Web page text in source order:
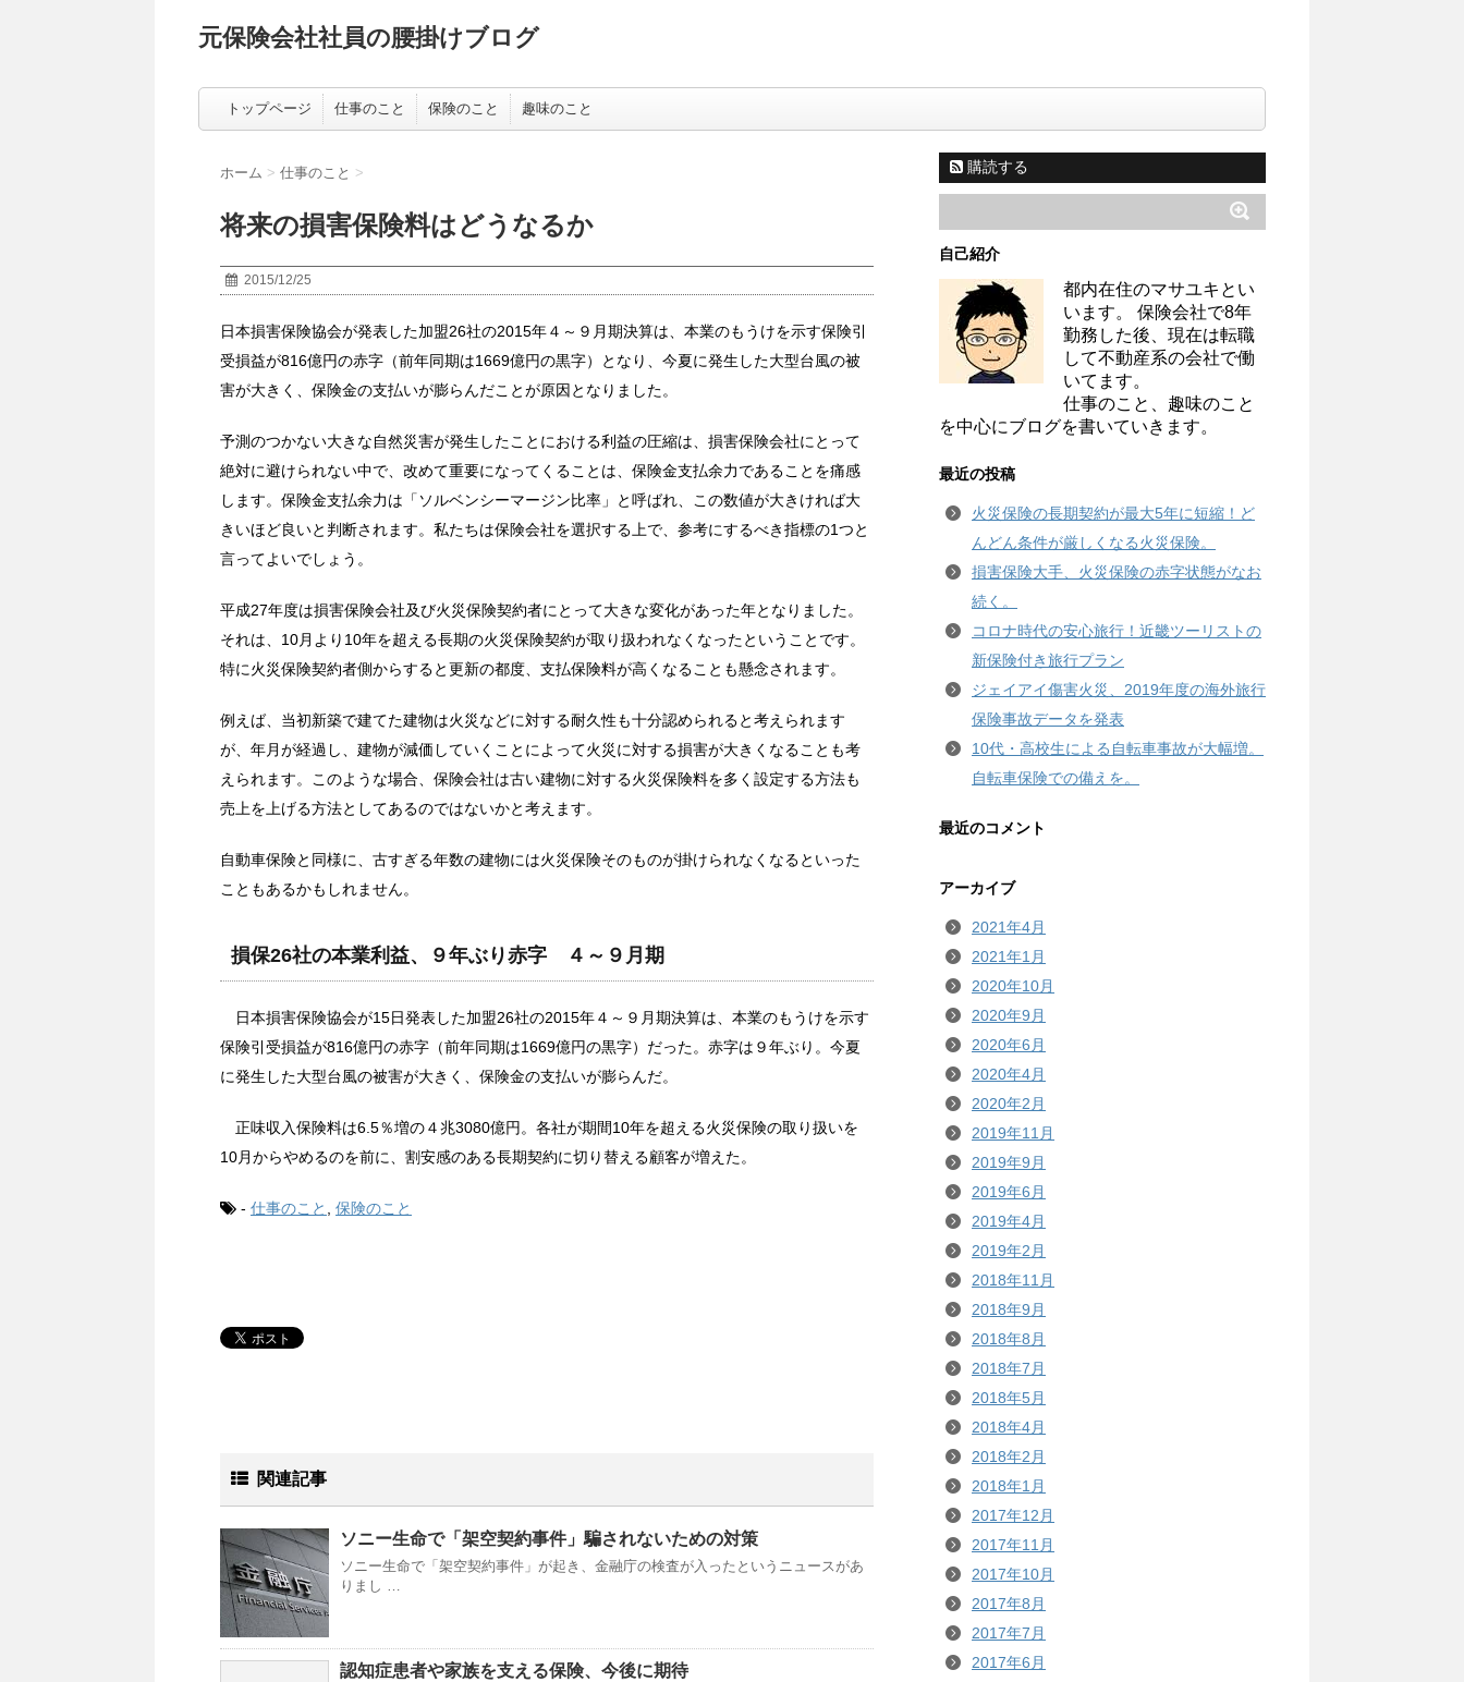
元保険会社社員の腰掛けブログ
トップページ 仕事のこと 保険のこと 趣味のこと
ホーム > 仕事のこと >
将来の損害保険料はどうなるか
2015/12/25
日本損害保険協会が発表した加盟26社の2015年４～９月期決算は、本業のもうけを示す保険引
受損益が816億円の赤字（前年同期は1669億円の黒字）となり、今夏に発生した大型台風の被
害が大きく、保険金の支払いが膨らんだことが原因となりました。
予測のつかない大きな自然災害が発生したことにおける利益の圧縮は、損害保険会社にとって
絶対に避けられない中で、改めて重要になってくることは、保険金支払余力であることを痛感
します。保険金支払余力は「ソルベンシーマージン比率」と呼ばれ、この数値が大きければ大
きいほど良いと判断されます。私たちは保険会社を選択する上で、参考にするべき指標の1つと
言ってよいでしょう。
平成27年度は損害保険会社及び火災保険契約者にとって大きな変化があった年となりました。
それは、10月より10年を超える長期の火災保険契約が取り扱われなくなったということです。
特に火災保険契約者側からすると更新の都度、支払保険料が高くなることも懸念されます。
例えば、当初新築で建てた建物は火災などに対する耐久性も十分認められると考えられます
が、年月が経過し、建物が減価していくことによって火災に対する損害が大きくなることも考
えられます。このような場合、保険会社は古い建物に対する火災保険料を多く設定する方法も
売上を上げる方法としてあるのではないかと考えます。
自動車保険と同様に、古すぎる年数の建物には火災保険そのものが掛けられなくなるといった
こともあるかもしれません。
損保26社の本業利益、９年ぶり赤字 ４～９月期
日本損害保険協会が15日発表した加盟26社の2015年４～９月期決算は、本業のもうけを示す
保険引受損益が816億円の赤字（前年同期は1669億円の黒字）だった。赤字は９年ぶり。今夏
に発生した大型台風の被害が大きく、保険金の支払いが膨らんだ。
正味収入保険料は6.5％増の４兆3080億円。各社が期間10年を超える火災保険の取り扱いを
10月からやめるのを前に、割安感のある長期契約に切り替える顧客が増えた。
- 仕事のこと 保険のこと
関連記事
ソニー生命で「架空契約事件」騙されないための対策
ソニー生命で「架空契約事件」が起き、金融庁の検査が入ったというニュースがあ
りまし …
認知症患者や家族を支える保険、今後に期待
購読する
自己紹介
都内在住のマサユキとい
います。 保険会社で8年
勤務した後、現在は転職
して不動産系の会社で働
いてます。
仕事のこと、趣味のこと
を中心にブログを書いていきます。
最近の投稿
火災保険の長期契約が最大5年に短縮！ど
んどん条件が厳しくなる火災保険。
損害保険大手、火災保険の赤字状態がなお
続く。
コロナ時代の安心旅行！近畿ツーリストの
新保険付き旅行プラン
ジェイアイ傷害火災、2019年度の海外旅行
保険事故データを発表
10代・高校生による自転車事故が大幅増。
自転車保険での備えを。
最近のコメント
アーカイブ
2021年4月
2021年1月
2020年10月
2020年9月
2020年6月
2020年4月
2020年2月
2019年11月
2019年9月
2019年6月
2019年4月
2019年2月
2018年11月
2018年9月
2018年8月
2018年7月
2018年5月
2018年4月
2018年2月
2018年1月
2017年12月
2017年11月
2017年10月
2017年8月
2017年7月
2017年6月